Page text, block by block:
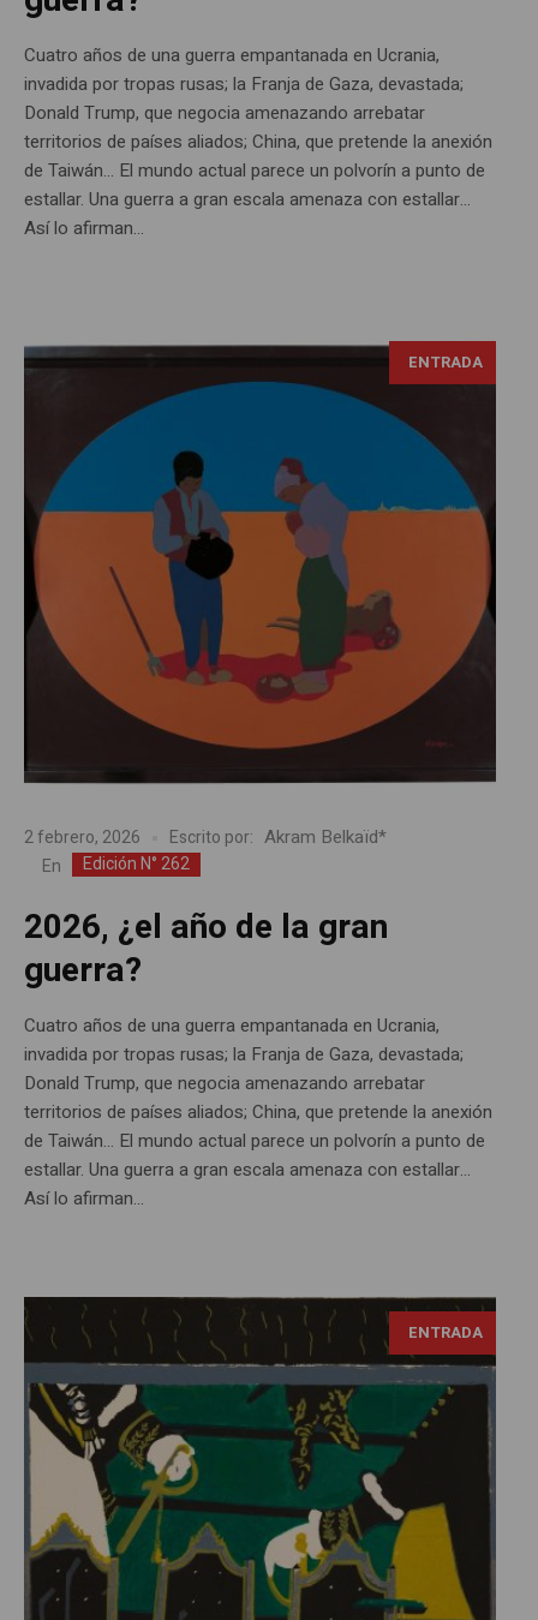
Cuatro años de una guerra empantanada en Ucrania,
invadida por tropas rusas; la Franja de Gaza, devastada;
Donald Trump, que negocia amenazando arrebatar
territorios de países aliados; China, que pretende la anexión
de Taiwán… El mundo actual parece un polvorín a punto de
estallar. Una guerra a gran escala amenaza con estallar…
Así lo afirman...
ENTRADA
2 febrero, 2026 Escrito por: Akram Belkaïd*
En Edición N° 262
2026, ¿el año de la gran
guerra?
Cuatro años de una guerra empantanada en Ucrania,
invadida por tropas rusas; la Franja de Gaza, devastada;
Donald Trump, que negocia amenazando arrebatar
territorios de países aliados; China, que pretende la anexión
de Taiwán… El mundo actual parece un polvorín a punto de
estallar. Una guerra a gran escala amenaza con estallar…
Así lo afirman...
ENTRADA